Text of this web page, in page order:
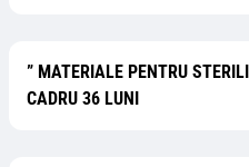
” MATERIALE PENTRU
CADRU 36 LUNI